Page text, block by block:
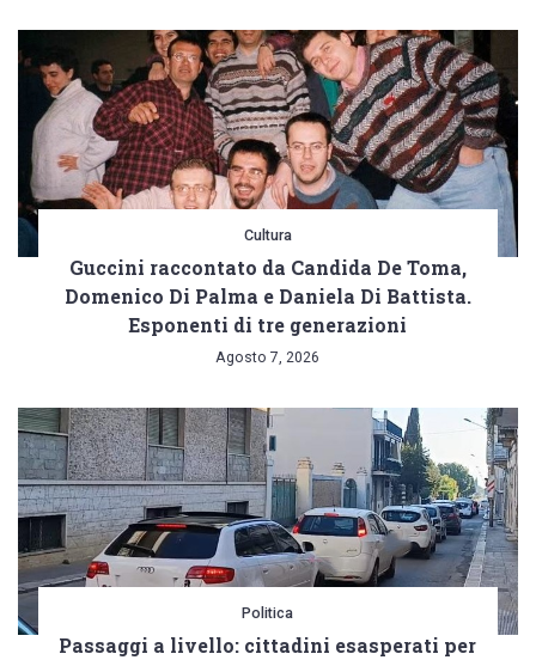
Cultura
Guccini raccontato da Candida De Toma,
Domenico Di Palma e Daniela Di Battista.
Esponenti di tre generazioni
Agosto 7, 2026
Politica
Passaggi a livello: cittadini esasperati per